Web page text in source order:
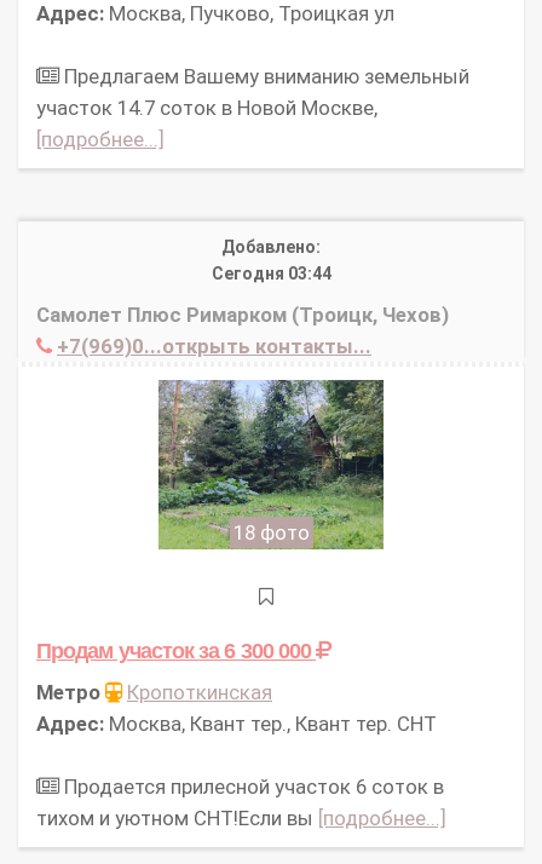
Адрес: Москва, Пучково, Троицкая ул
Предлагаем Вашему вниманию земельный
участок 14.7 соток в Новой Москве,
[подробнее...]
Добавлено:
Сегодня 03:44
Самолет Плюс Римарком (Троицк, Чехов)
+7(969)0...открыть контакты...
18 фото
Продам участокза 6 300 000
Метро
Кропоткинская
Адрес: Москва, Квант тер., Квант тер. СНТ
Продается прилесной участок 6 соток в
тихом и уютном СНТ!Если вы [подробнее...]